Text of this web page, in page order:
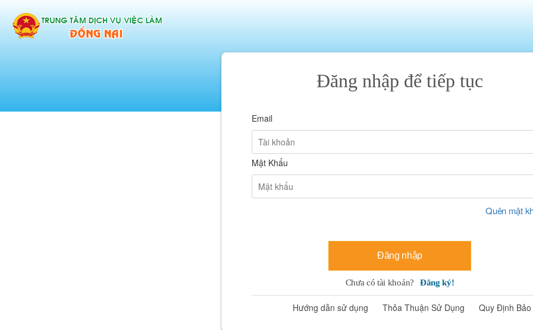
Đăng nhập để tiếp tục
Email
Mật Khẩu
Quên mật
Đăng nhập
Chưa có tài khoản? Đăng ký!
Hướng dẫn sử dụng Thỏa Thuận Sử Dụng Quy Định